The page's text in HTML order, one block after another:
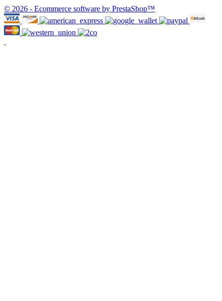
© 2026 - Ecommerce software by PrestaShop™